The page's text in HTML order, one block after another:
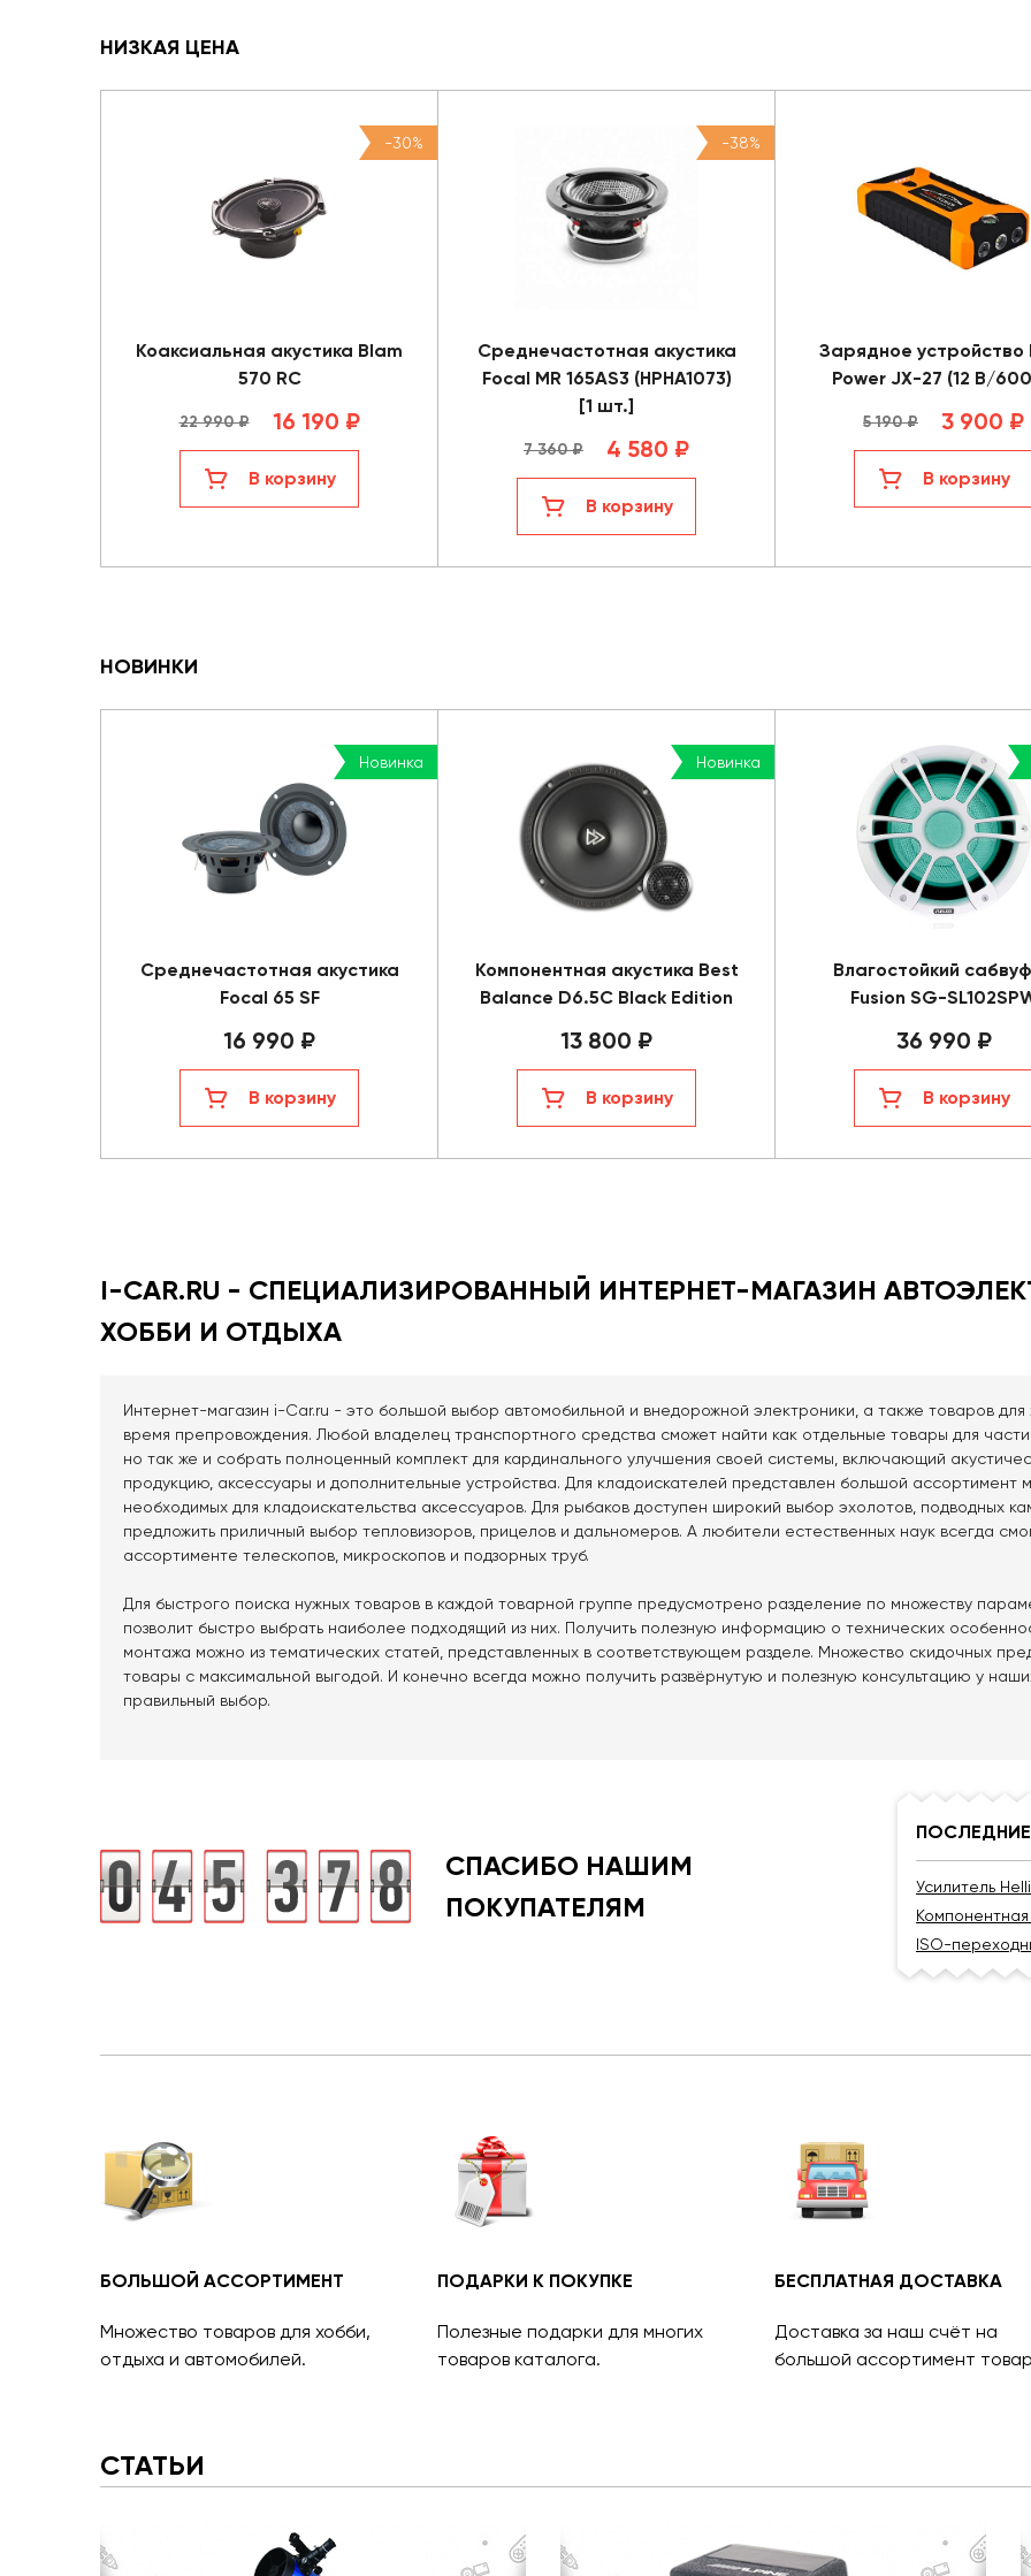
НИЗКАЯ ЦЕНА
-30%
Коаксиальная акустика Blam
570 RC
22 990 ₽ 16 190 ₽
В корзину
-38%
Среднечастотная акустика
Focal MR 165AS3 (HPHA1073)
[1 шт.]
7 360 ₽ 4 580 ₽
В корзину
Зарядное устройство
Power JX-27 (12 В/
5 190 ₽ 3 900 ₽
В корзину
НОВИНКИ
Новинка
Среднечастотная акустика
Focal 65 SF
16 990 ₽
В корзину
Новинка
Компонентная акустика Best
Balance D6.5C Black Edition
13 800 ₽
В корзину
Влагостойкий
Fusion SG-
36 990 ₽
В корзину
I-CAR.RU - СПЕЦИАЛИЗИРОВАННЫЙ ИНТЕРНЕТ-МАГАЗИН
ХОББИ И ОТДЫХА
Интернет-магазин i-Car.ru - это большой выбор автомобильной и внедорожной электроники, а также товаров для
время препровождения. Любой владелец транспортного средства сможет найти как отдельные товары для
но так же и собрать полноценный комплект для кардинального улучшения своей системы, включающий
продукцию, аксессуары и дополнительные устройства. Для кладоискателей представлен большой ассортимент
необходимых для кладоискательства аксессуаров. Для рыбаков доступен широкий выбор эхолотов, подводных
предложить приличный выбор тепловизоров, прицелов и дальномеров. А любители естественных наук всегда
ассортименте телескопов, микроскопов и подзорных труб.
Для быстрого поиска нужных товаров в каждой товарной группе предусмотрено разделение по множеству
позволит быстро выбрать наиболее подходящий из них. Получить полезную информацию о технических
монтажа можно из тематических статей, представленных в соответствующем разделе. Множество скидочных
товары с максимальной выгодой. И конечно всегда можно получить развёрнутую и полезную консультацию у
правильный выбор.
Усилитель
ISO-
СПАСИБО НАШИМ
ПОКУПАТЕЛЯМ
БОЛЬШОЙ АССОРТИМЕНТ
Множество товаров для хобби,
отдыха и автомобилей.
ПОДАРКИ К ПОКУПКЕ
Полезные подарки для многих
товаров каталога.
БЕСПЛАТНАЯ ДОСТАВКА
Доставка за наш счёт на
большой ассортимент
СТАТЬИ